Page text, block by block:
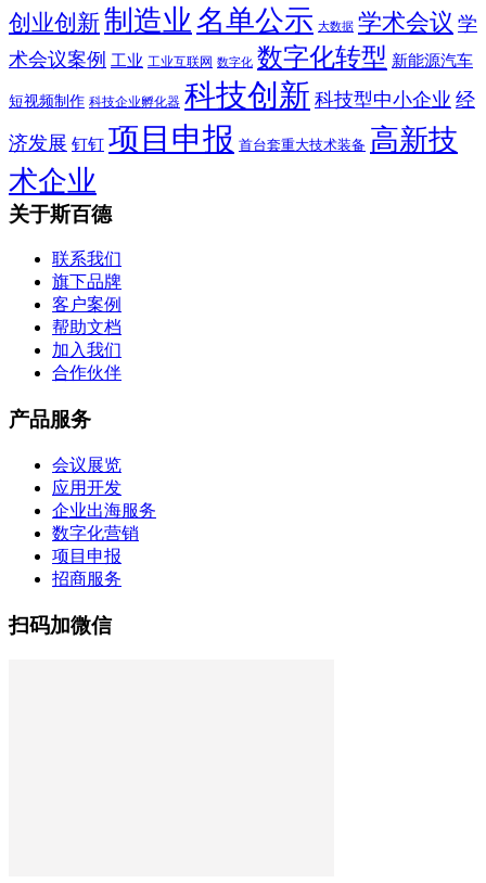
创业创新制造业 名单公示 大数据 学术会议 学
术会议案例 工业 工业互联网 数字化 数字化转型 新能源汽车
短视频制作 科技企业孵化器 科技创新 科技型中小企业 经
济发展 钉钉 项目申报 首台套重大技术装备 高新技
术企业
关于斯百德
联系我们
旗下品牌
客户案例
帮助文档
加入我们
合作伙伴
产品服务
会议展览
应用开发
企业出海服务
数字化营销
项目申报
招商服务
扫码加微信